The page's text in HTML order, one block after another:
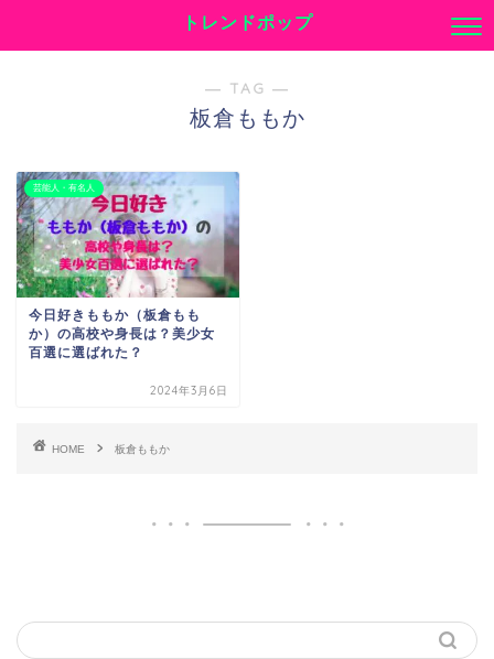
トレンドポップ
― TAG ―
板倉ももか
芸能人・有名人
今日好きももか（板倉もも
か）の高校や身長は？美少女
百選に選ばれた？
2024年3月6日
HOME 板倉ももか